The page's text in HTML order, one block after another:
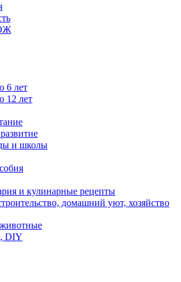
6 лет
12 лет
и школы
и кулинарные рецепты
домашний уют, хозяйство
DIY